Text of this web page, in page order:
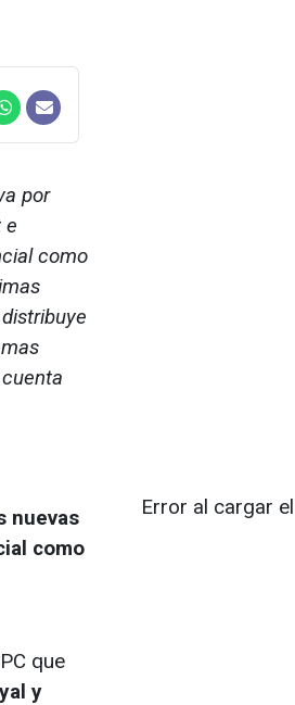
por
e
como
nuevas
como
que
y
Error al cargar